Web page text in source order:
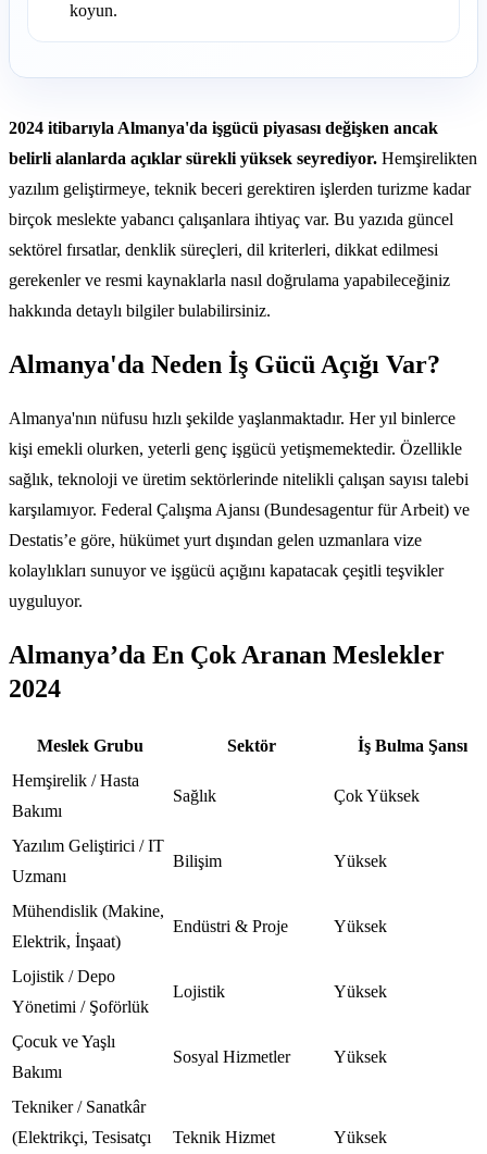
koyun.
2024 itibarıyla Almanya'da işgücü piyasası değişken ancak
belirli alanlarda açıklar sürekli yüksek seyrediyor. Hemşirelikten
yazılım geliştirmeye, teknik beceri gerektiren işlerden turizme kadar
birçok meslekte yabancı çalışanlara ihtiyaç var. Bu yazıda güncel
sektörel fırsatlar, denklik süreçleri, dil kriterleri, dikkat edilmesi
gerekenler ve resmi kaynaklarla nasıl doğrulama yapabileceğiniz
hakkında detaylı bilgiler bulabilirsiniz.
Almanya'da Neden İş Gücü Açığı Var?
Almanya'nın nüfusu hızlı şekilde yaşlanmaktadır. Her yıl binlerce
kişi emekli olurken, yeterli genç işgücü yetişmemektedir. Özellikle
sağlık, teknoloji ve üretim sektörlerinde nitelikli çalışan sayısı talebi
karşılamıyor. Federal Çalışma Ajansı (Bundesagentur für Arbeit) ve
Destatis’e göre, hükümet yurt dışından gelen uzmanlara vize
kolaylıkları sunuyor ve işgücü açığını kapatacak çeşitli teşvikler
uyguluyor.
Almanya’da En Çok Aranan Meslekler
2024
Meslek Grubu Sektör
İş Bulma Şansı
Hemşirelik / Hasta
Bakımı
Sağlık Çok Yüksek
Yazılım Geliştirici / IT
Uzmanı
Bilişim Yüksek
Mühendislik (Makine,
Elektrik, İnşaat)
Endüstri & Proje Yüksek
Lojistik / Depo
Yönetimi / Şoförlük
Lojistik Yüksek
Çocuk ve Yaşlı
Bakımı
Sosyal Hizmetler Yüksek
Tekniker / Sanatkâr
(Elektrikçi, Tesisatçı
Teknik Hizmet Yüksek